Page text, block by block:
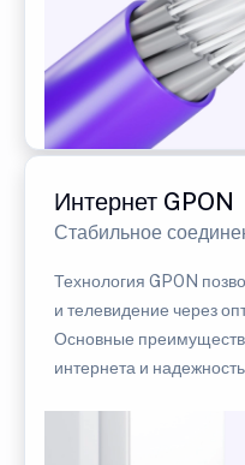
Интернет GPON
Стабильное
Технология GPON
и телевидение через
Основные
интернета и